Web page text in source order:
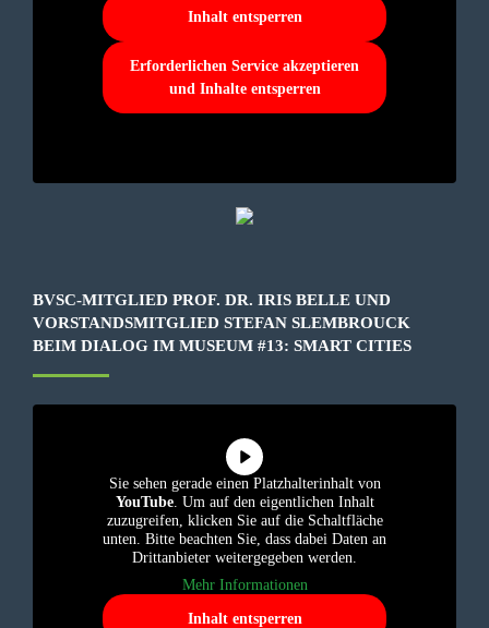
Inhalt entsperren
Erforderlichen Service akzeptieren
und Inhalte entsperren
BVSC-MITGLIED PROF. DR. IRIS BELLE UND
VORSTANDSMITGLIED STEFAN SLEMBROUCK
BEIM DIALOG IM MUSEUM #13: SMART CITIES
Sie sehen gerade einen Platzhalterinhalt von
YouTube. Um auf den eigentlichen Inhalt
zuzugreifen, klicken Sie auf die Schaltfläche
unten. Bitte beachten Sie, dass dabei Daten an
Drittanbieter weitergegeben werden.
Mehr Informationen
Inhalt entsperren